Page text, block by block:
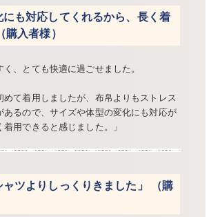
にも対応してくれるから、長く着
購入者様）
く、とても快適に過ごせました。
めて着用しましたが、布帛よりもストレス
あるので、サイズや体型の変化にも対応が
用できると感じました。」
ャツよりしっくりきました」 （購